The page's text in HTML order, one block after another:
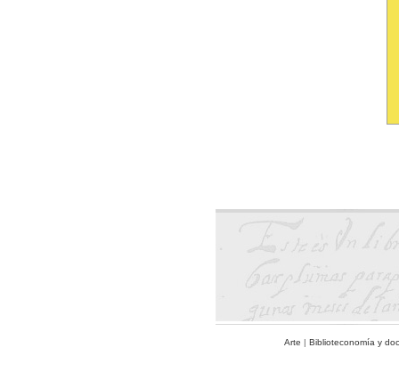
Arte | Biblioteconomía y